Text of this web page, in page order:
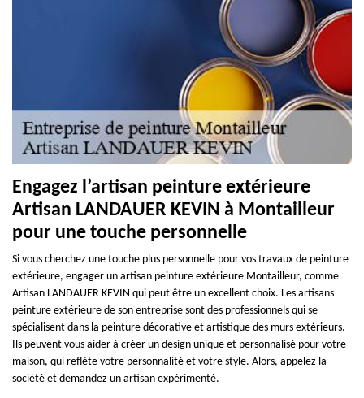
Engagez l’artisan peinture extérieure
Artisan LANDAUER KEVIN à Montailleur
pour une touche personnelle
Si vous cherchez une touche plus personnelle pour vos travaux de peinture
extérieure, engager un artisan peinture extérieure Montailleur, comme
Artisan LANDAUER KEVIN qui peut être un excellent choix. Les artisans
peinture extérieure de son entreprise sont des professionnels qui se
spécialisent dans la peinture décorative et artistique des murs extérieurs.
Ils peuvent vous aider à créer un design unique et personnalisé pour votre
maison, qui reflète votre personnalité et votre style. Alors, appelez la
société et demandez un artisan expérimenté.